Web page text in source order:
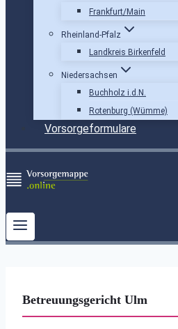
Frankfurt/Main
Rheinland-Pfalz
Landkreis Birkenfeld
Niedersachsen
Buchholz i.d.N.
Rotenburg (Wümme)
Vorsorgeformulare
Betreuungsgericht Ulm